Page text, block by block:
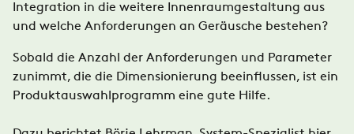
Integration in die weitere Innenraumgestaltung aus
und welche Anforderungen an Geräusche bestehen?
Sobald die Anzahl der Anforderungen und Parameter
zunimmt, die die Dimensionierung beeinflussen, ist ein
Produktauswahlprogramm eine gute Hilfe.